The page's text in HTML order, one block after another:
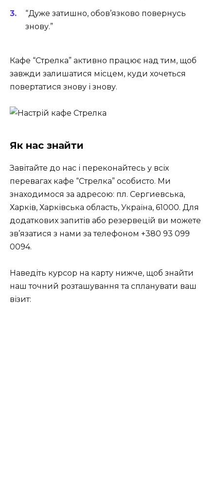
“Дуже затишно, обов’язково повернусь
знову.”
Кафе “Стрелка” активно працює над тим, щоб
завжди залишатися місцем, куди хочеться
повертатися знову і знову.
Як нас знайти
Завітайте до нас і переконайтесь у всіх
перевагах кафе “Стрелка” особисто. Ми
знаходимося за адресою: пл. Сергиевська,
Харків, Харківська область, Україна, 61000. Для
додаткових запитів або резервецій ви можете
зв’язатися з нами за телефоном +380 93 099
0094.
Наведіть курсор на карту нижче, щоб знайти
наш точний розташування та спланувати ваш
візит: